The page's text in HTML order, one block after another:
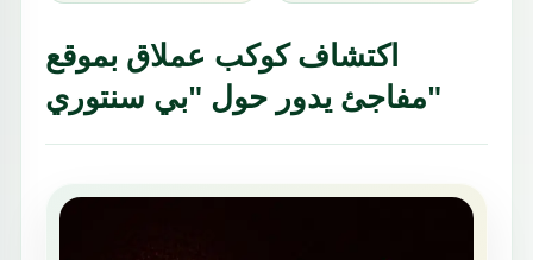
اكتشاف كوكب عملاق بموقع
مفاجئ يدور حول "بي سنتوري"